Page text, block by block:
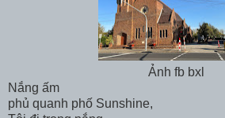
Ảnh fb bxl
Nắng ấm
phủ quanh phố Sunshine,